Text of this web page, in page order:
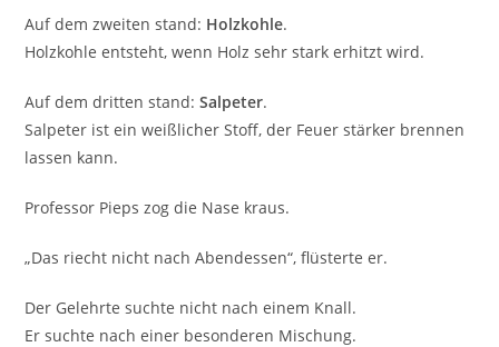
Auf dem zweiten stand: Holzkohle.
Holzkohle entsteht, wenn Holz sehr stark erhitzt wird.
Auf dem dritten stand:Salpeter.
Salpeter ist ein weißlicher Stoff, der Feuer stärker brennen
lassen kann.
Professor Pieps zog die Nase kraus.
„Das riecht nicht nach Abendessen“, flüsterte er.
Der Gelehrte suchte nicht nach einem Knall.
Er suchte nach einer besonderen Mischung.